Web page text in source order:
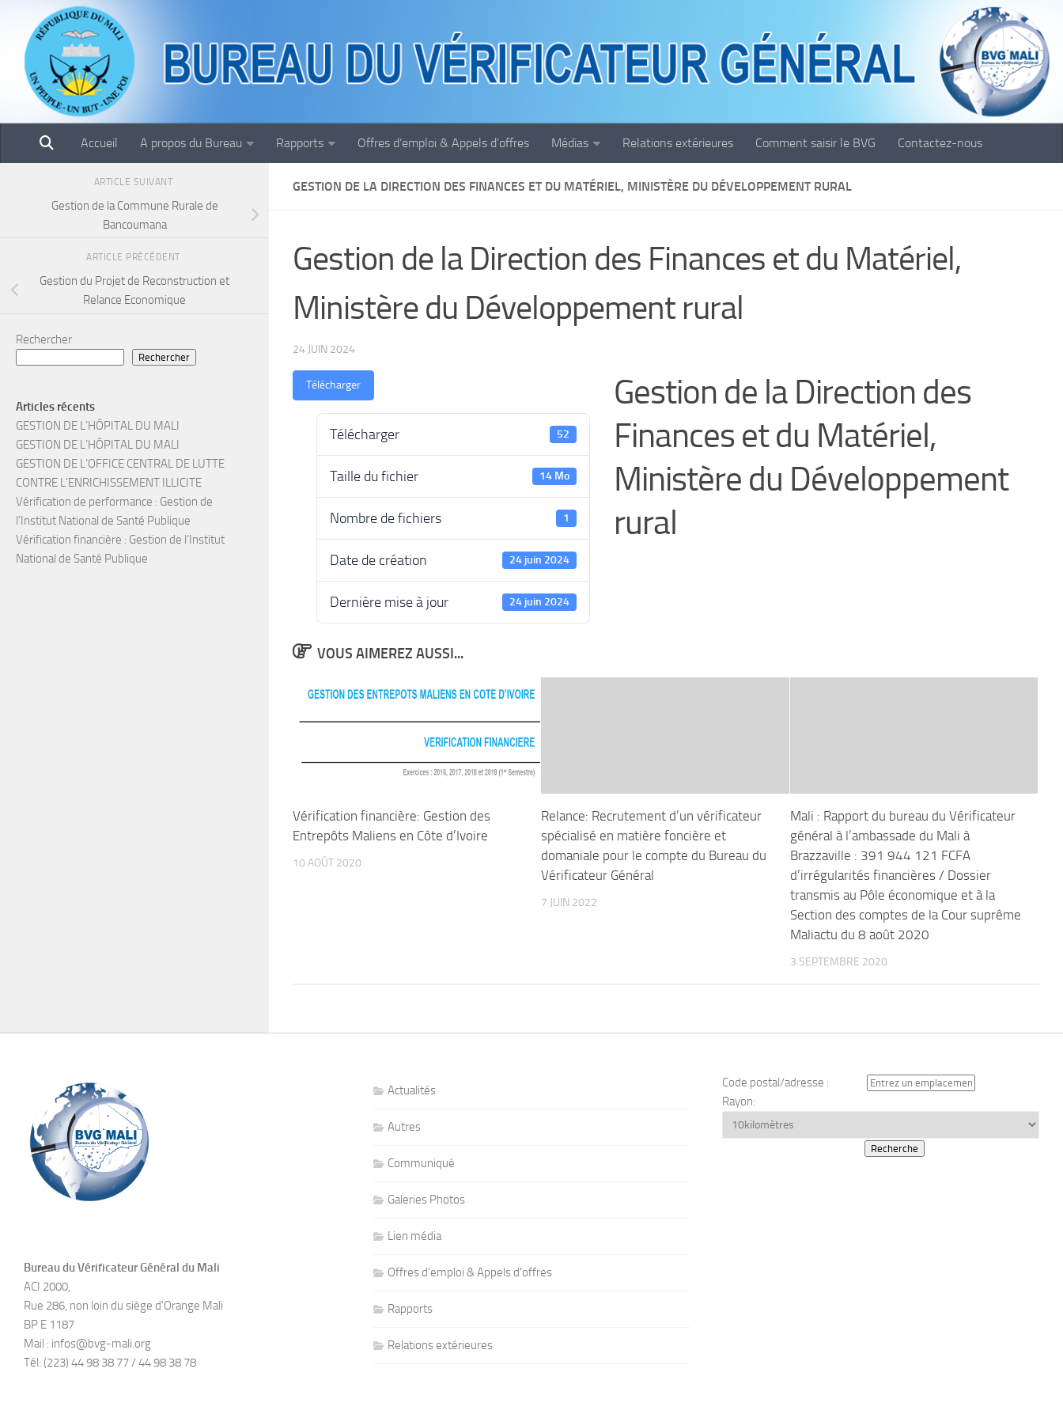
Skip to content
Accueil A propos du Bureau Rapports Offres d’emploi & Appels d’offres Médias Relations extérieures Comment saisir le BVG Contactez-nous
GESTION DE LA DIRECTION DES FINANCES ET DU MATÉRIEL, MINISTÈRE DU DÉVELOPPEMENT RURAL
Gestion de la Direction des Finances et du Matériel,
Ministère du Développement rural
24 JUIN 2024
Télécharger
Télécharger 52
Taille du fichier 14 Mo
Nombre de fichiers 1
Date de création 24 juin 2024
Dernière mise à jour 24 juin 2024
Gestion de la Direction des
Finances et du Matériel,
Ministère du Développement
rural
VOUS AIMEREZ AUSSI...
Vérification financière: Gestion des
Entrepôts Maliens en Côte d’Ivoire
10 AOÛT 2020
Relance: Recrutement d’un vérificateur
spécialisé en matière foncière et
domaniale pour le compte du Bureau du
Vérificateur Général
7 JUIN 2022
Mali : Rapport du bureau du Vérificateur
général à l’ambassade du Mali à
Brazzaville : 391 944 121 FCFA
d’irrégularités financières / Dossier
transmis au Pôle économique et à la
Section des comptes de la Cour suprême
Maliactu du 8 août 2020
3 SEPTEMBRE 2020
ARTICLE SUIVANT
Gestion de la Commune Rurale de
Bancoumana
ARTICLE PRÉCÉDENT
Gestion du Projet de Reconstruction et
Relance Economique
Rechercher
Rechercher
Articles récents
GESTION DE L’HÔPITAL DU MALI
GESTION DE L’HÔPITAL DU MALI
GESTION DE L’OFFICE CENTRAL DE LUTTE
CONTRE L’ENRICHISSEMENT ILLICITE
Vérification de performance : Gestion de
l’Institut National de Santé Publique
Vérification financière : Gestion de l’Institut
National de Santé Publique
Bureau du Vérificateur Général du Mali
ACI 2000,
Rue 286, non loin du siège d’Orange Mali
BP E 1187
Mail : infos@bvg-mali.org
Tél: (223) 44 98 38 77 / 44 98 38 78
Actualités
Autres
Communiqué
Galeries Photos
Lien média
Offres d'emploi & Appels d'offres
Rapports
Relations extérieures
Code postal/adresse :
Rayon: